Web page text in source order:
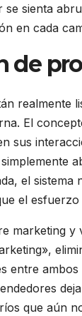
se sienta
en cada
de
realmente
El
sus
el
el
marketing y
entre ambos
que aún